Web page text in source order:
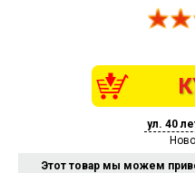
ул. 40
Этот товар мы можем